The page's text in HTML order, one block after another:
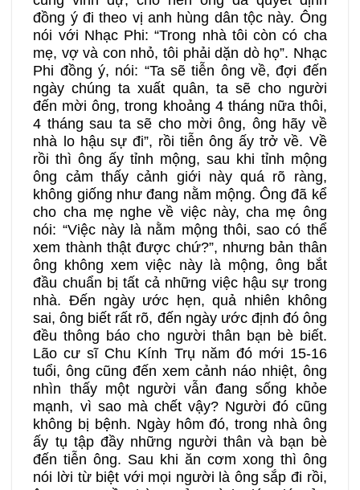
đồng ý đi theo vị anh hùng dân tộc này. Ông
nói với Nhạc Phi: “Trong nhà tôi còn có cha
mẹ, vợ và con nhỏ, tôi phải dặn dò họ”. Nhạc
Phi đồng ý, nói: “Ta sẽ tiễn ông về, đợi đến
ngày chúng ta xuất quân, ta sẽ cho người
đến mời ông, trong khoảng 4 tháng nữa thôi,
4 tháng sau ta sẽ cho mời ông, ông hãy về
nhà lo hậu sự đi”, rồi tiễn ông ấy trở về. Về
rồi thì ông ấy tỉnh mộng, sau khi tỉnh mộng
ông cảm thấy cảnh giới này quá rõ ràng,
không giống như đang nằm mộng. Ông đã kể
cho cha mẹ nghe về việc này, cha mẹ ông
nói: “Việc này là nằm mộng thôi, sao có thể
xem thành thật được chứ?”, nhưng bản thân
ông không xem việc này là mộng, ông bắt
đầu chuẩn bị tất cả những việc hậu sự trong
nhà. Đến ngày ước hẹn, quả nhiên không
sai, ông biết rất rõ, đến ngày ước định đó ông
đều thông báo cho người thân bạn bè biết.
Lão cư sĩ Chu Kính Trụ năm đó mới 15-16
tuổi, ông cũng đến xem cảnh náo nhiệt, ông
nhìn thấy một người vẫn đang sống khỏe
mạnh, vì sao mà chết vậy? Người đó cũng
không bị bệnh. Ngày hôm đó, trong nhà ông
ấy tụ tập đầy những người thân và bạn bè
đến tiễn ông. Sau khi ăn cơm xong thì ông
nói lời từ biệt với mọi người là ông sắp đi rồi,